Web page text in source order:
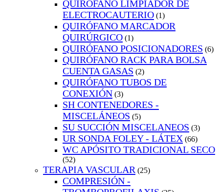
QUIRÓFANO LIMPIADOR DE
ELECTROCAUTERIO (1)
QUIRÓFANO MARCADOR
QUIRÚRGICO (1)
QUIRÓFANO POSICIONADORES (6)
QUIRÓFANO RACK PARA BOLSA
CUENTA GASAS (2)
QUIRÓFANO TUBOS DE
CONEXIÓN (3)
SH CONTENEDORES -
MISCELÁNEOS (5)
SU SUCCIÓN MISCELANEOS (3)
UR SONDA FOLEY - LÁTEX (66)
WC APÓSITO TRADICIONAL SECO
(52)
TERAPIA VASCULAR (25)
COMPRESIÓN -